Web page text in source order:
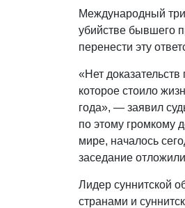
Международный
убийстве бывшего
перенести эту
«Нет
которое стоило
года», — заявил
по этому громкому
мире, началось
заседание
Лидер суннитской
странами и